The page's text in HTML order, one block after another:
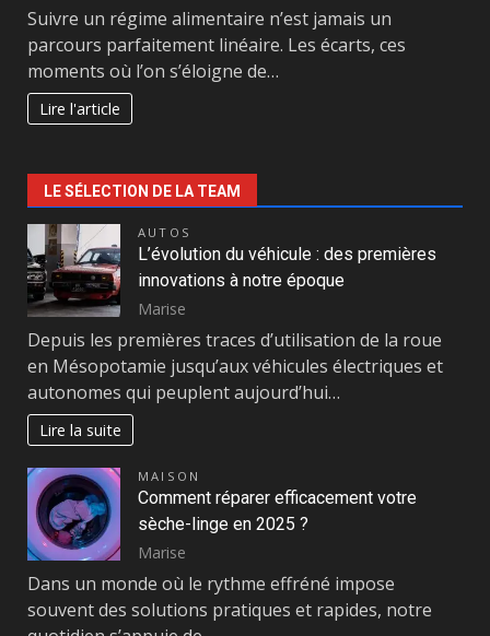
Suivre un régime alimentaire n’est jamais un
parcours parfaitement linéaire. Les écarts, ces
moments où l’on s’éloigne de…
Lire l'article
LE SÉLECTION DE LA TEAM
AUTOS
L’évolution du véhicule : des premières
innovations à notre époque
Marise
Depuis les premières traces d’utilisation de la roue
en Mésopotamie jusqu’aux véhicules électriques et
autonomes qui peuplent aujourd’hui…
Lire la suite
MAISON
Comment réparer efficacement votre
sèche-linge en 2025 ?
Marise
Dans un monde où le rythme effréné impose
souvent des solutions pratiques et rapides, notre